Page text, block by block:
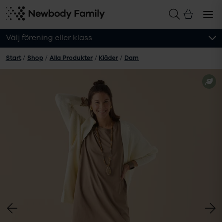
Välj förening eller klass
Start / Shop / Alla Produkter / Kläder / Dam